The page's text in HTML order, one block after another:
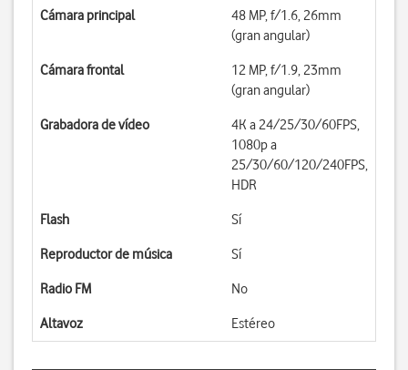
Cámara principal
48 MP, f/1.6, 26mm
(gran angular)
Cámara frontal
12 MP, f/1.9, 23mm
(gran angular)
Grabadora de vídeo
4K a 24/25/30/60FPS,
1080p a
25/30/60/120/240FPS,
HDR
Flash Sí
Reproductor de música Sí
Radio FM No
Altavoz Estéreo